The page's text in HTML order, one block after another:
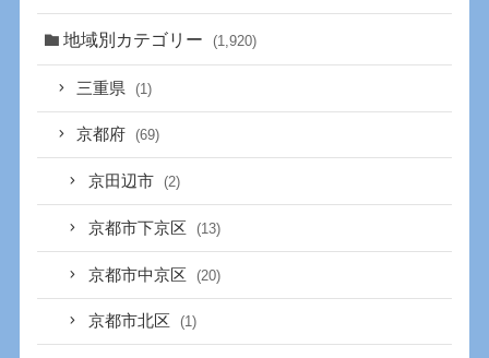
地域別カテゴリー (1,920)
三重県 (1)
京都府 (69)
京田辺市 (2)
京都市下京区 (13)
京都市中京区 (20)
京都市北区 (1)